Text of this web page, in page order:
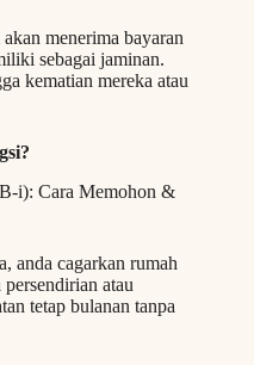
menerima bayaran
sebagai jaminan.
kematian mereka atau
anda cagarkan rumah
atau
tetap bulanan tanpa